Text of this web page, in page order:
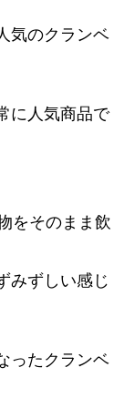
気のクランベ
に人気商品で
をそのまま飲
みずしい感じ
ったクランベ